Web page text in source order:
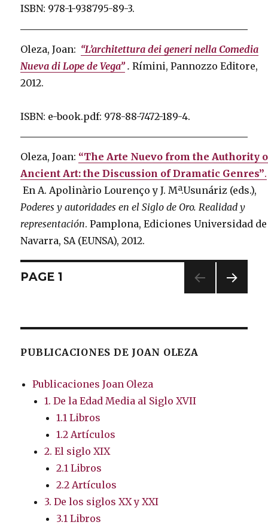
ISBN: 978-1-938795-89-3.
Oleza, Joan: “L’architettura dei generi nella Comedia
Nueva di Lope de Vega” .Rímini, Pannozzo Editore,
2012.
ISBN: e-book.pdf: 978-88-7472-189-4.
Oleza, Joan: “The Arte Nuevo from the Authority
Ancient Art: the Discussion of Dramatic Genres”.
En A. Apolinàrio Lourenço y J. Mª.Usunáriz (eds.),
Poderes y autoridades en el Siglo de Oro. Realidad y
representación.Pamplona, ​​Ediciones Universidad de
Navarra, SA (EUNSA), 2012.
Posts
PAGE 1
PUBLICACIONES DE JOAN OLEZA
Publicaciones Joan Oleza
1. De la Edad Media al Siglo XVII
1.1 Libros
1.2 Artículos
2. El siglo XIX
2.1 Libros
2.2 Artículos
3. De los siglos XX y XXI
3.1 Libros